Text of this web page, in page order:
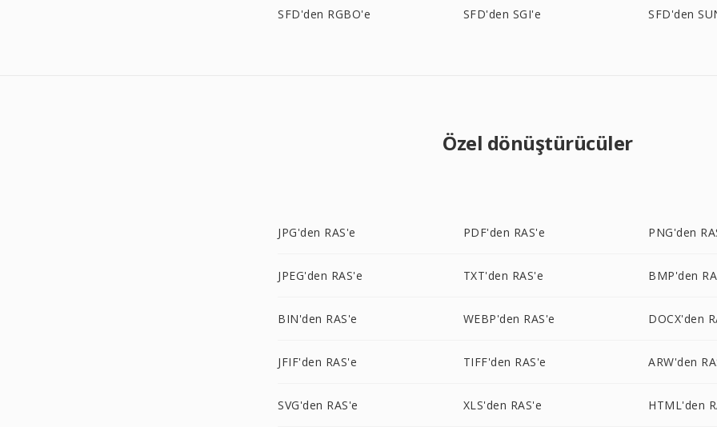
SFD'den RGBO'e SFD'den SGI'e SFD'den
Özel dönüştürücüler
JPG'den RAS'e PDF'den RAS'e PNG'den
JPEG'den RAS'e TXT'den RAS'e BMP'den
BIN'den RAS'e WEBP'den RAS'e DOCX'den
JFIF'den RAS'e TIFF'den RAS'e ARW'den
SVG'den RAS'e XLS'den RAS'e HTML'den